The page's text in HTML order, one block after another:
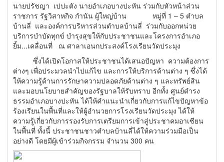
นายปรัชญา เปปะตัง นายอำเภอบางปะหัน ร่วมกับหัวหน้าส่วน
ราชการ รัฐวิสาหกิจ กำนัน ผู้ใหญ่บ้าน หมู่ที่ 1 – 5 ตำบล
บ้านลี่ และองค์การบริหารส่วนตำบลบ้านลี่ ร่วมกับออกหน่วย
บริการบำบัดทุกข์ บำรุงสุขให้กับประชาชนและโครงการอำเภอ
ยิ้ม...เคลื่อนที่ ณ ศาลาเอนกประสงค์โรงเรียนวัดประมุง
ซึ่งได้เปิดโอกาสให้ประชาชนได้เสนอปัญหา ความต้องการ
ต่างๆ เพื่อประมวลนำไปแก้ไข และการให้บริการด้านต่าง ๆ ซึ่งได้
ให้ความรู้ด้านการรักษาความปลอดภัยด้านต่าง ๆ และทรัพย์สิน
และมอบนโยบายสำคัญของรัฐบาลให้รับทราบ อีกทั้ง ศูนย์ดำรง
ธรรมอำเภอบางปะหัน ได้ให้คำแนะนำเกี่ยวกับการแก้ไขปัญหาข้อ
ร้องเรียนในพื้นที่และให้ผู้อำนวยการโรงเรียนวัดประมุง ได้ให้
ความรู้เกี่ยวกับการรองรับการเตรียมการเข้าสู่ประชาคมอาเซียน
ในพื้นที่ ทั้งนี้ ประชาชนชาวตำบลบ้านลี่ได้ให้ความร่วมมือเป็น
อย่างดี โดยมีผู้เข้าร่วมกิจกรรม จำนวน 300 คน